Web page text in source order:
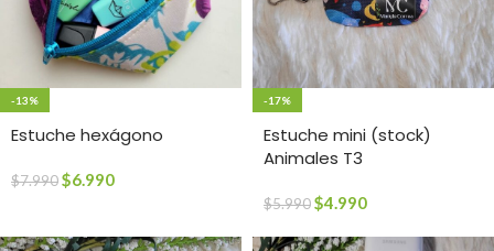
-13%
Estuche hexágono
$7.990$6.990
-17%
Estuche mini (stock)
Animales T3
$5.990$4.990